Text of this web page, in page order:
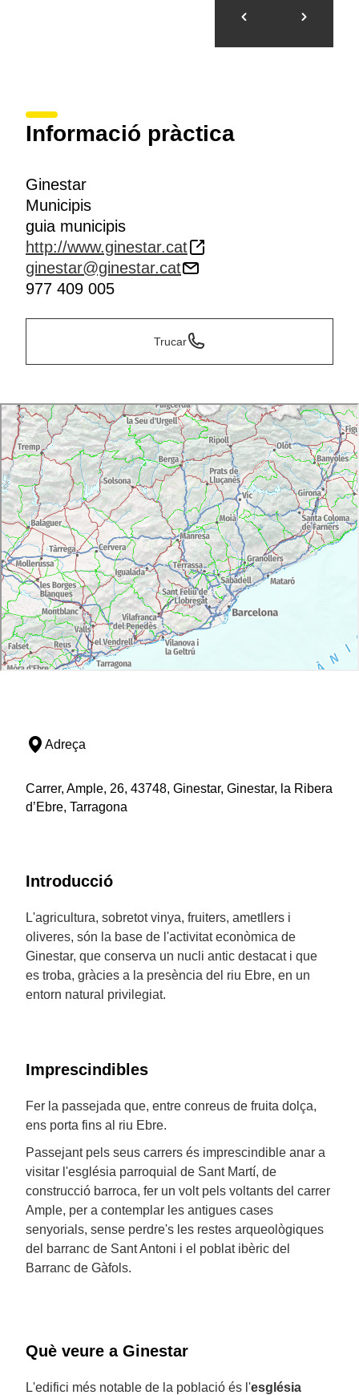
Informació pràctica
Ginestar
Municipis
guia municipis
http://www.ginestar.cat
ginestar@ginestar.cat
977 409 005
Trucar
Adreça
Carrer, Ample, 26, 43748, Ginestar, Ginestar, la Ribera
d’Ebre, Tarragona
Introducció
L'agricultura, sobretot vinya, fruiters, ametllers i
oliveres, són la base de l'activitat econòmica de
Ginestar, que conserva un nucli antic destacat i que
es troba, gràcies a la presència del riu Ebre, en un
entorn natural privilegiat.
Imprescindibles
Fer la passejada que, entre conreus de fruita dolça,
ens porta fins al riu Ebre.
Passejant pels seus carrers és imprescindible anar a
visitar l'església parroquial de Sant Martí, de
construcció barroca, fer un volt pels voltants del carrer
Ample, per a contemplar les antigues cases
senyorials, sense perdre's les restes arqueològiques
del barranc de Sant Antoni i el poblat ibèric del
Barranc de Gàfols.
Què veure a Ginestar
L'edifici més notable de la població és l'església